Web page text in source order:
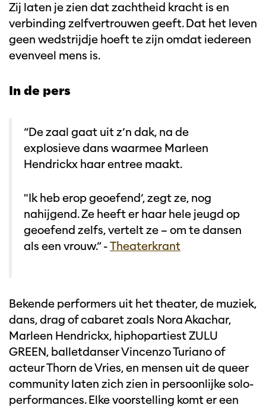
Zij laten je zien dat zachtheid kracht is en
verbinding zelfvertrouwen geeft. Dat het leven
geen wedstrijdje hoeft te zijn omdat iedereen
evenveel mens is.
In de pers
“De zaal gaat uit z’n dak, na de
explosieve dans waarmee Marleen
Hendrickx haar entree maakt.
"Ik heb erop geoefend’, zegt ze, nog
nahijgend. Ze heeft er haar hele jeugd op
geoefend zelfs, vertelt ze – om te dansen
als een vrouw.” -Theaterkrant
Bekende performers uit het theater, de muziek,
dans, drag of cabaret zoals Nora Akachar,
Marleen Hendrickx, hiphopartiest ZULU
GREEN, balletdanser Vincenzo Turiano of
acteur Thorn de Vries, en mensen uit de queer
community laten zich zien in persoonlijke solo-
performances. Elke voorstelling komt er een